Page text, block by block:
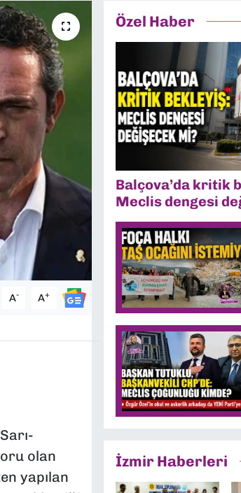
A- A+
olan
yapılan
Özel Haber
Balçova’da kritik
Meclis dengesi
İzmir Haberleri